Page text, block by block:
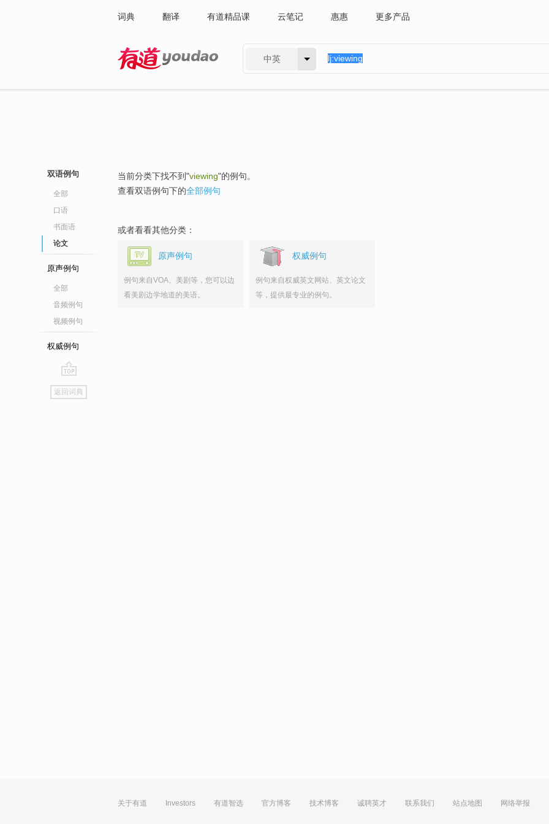
词典 翻译 有道精品课 云笔记 惠惠 更多产品
中英
双语例句
全部
口语
书面语
论文
原声例句
全部
音频例句
视频例句
权威例句
go
top
返回词典
当前分类下找不到"viewing"的例句。
查看双语例句下的全部例句
或者看看其他分类：
原声例句
例句来自VOA、美剧等，您可以边
看美剧边学地道的美语。
权威例句
例句来自权威英文网站、英文论文
等，提供最专业的例句。
关于有道 Investors 有道智选 官方博客 技术博客 诚聘英才 联系我们 站点地图 网络举报